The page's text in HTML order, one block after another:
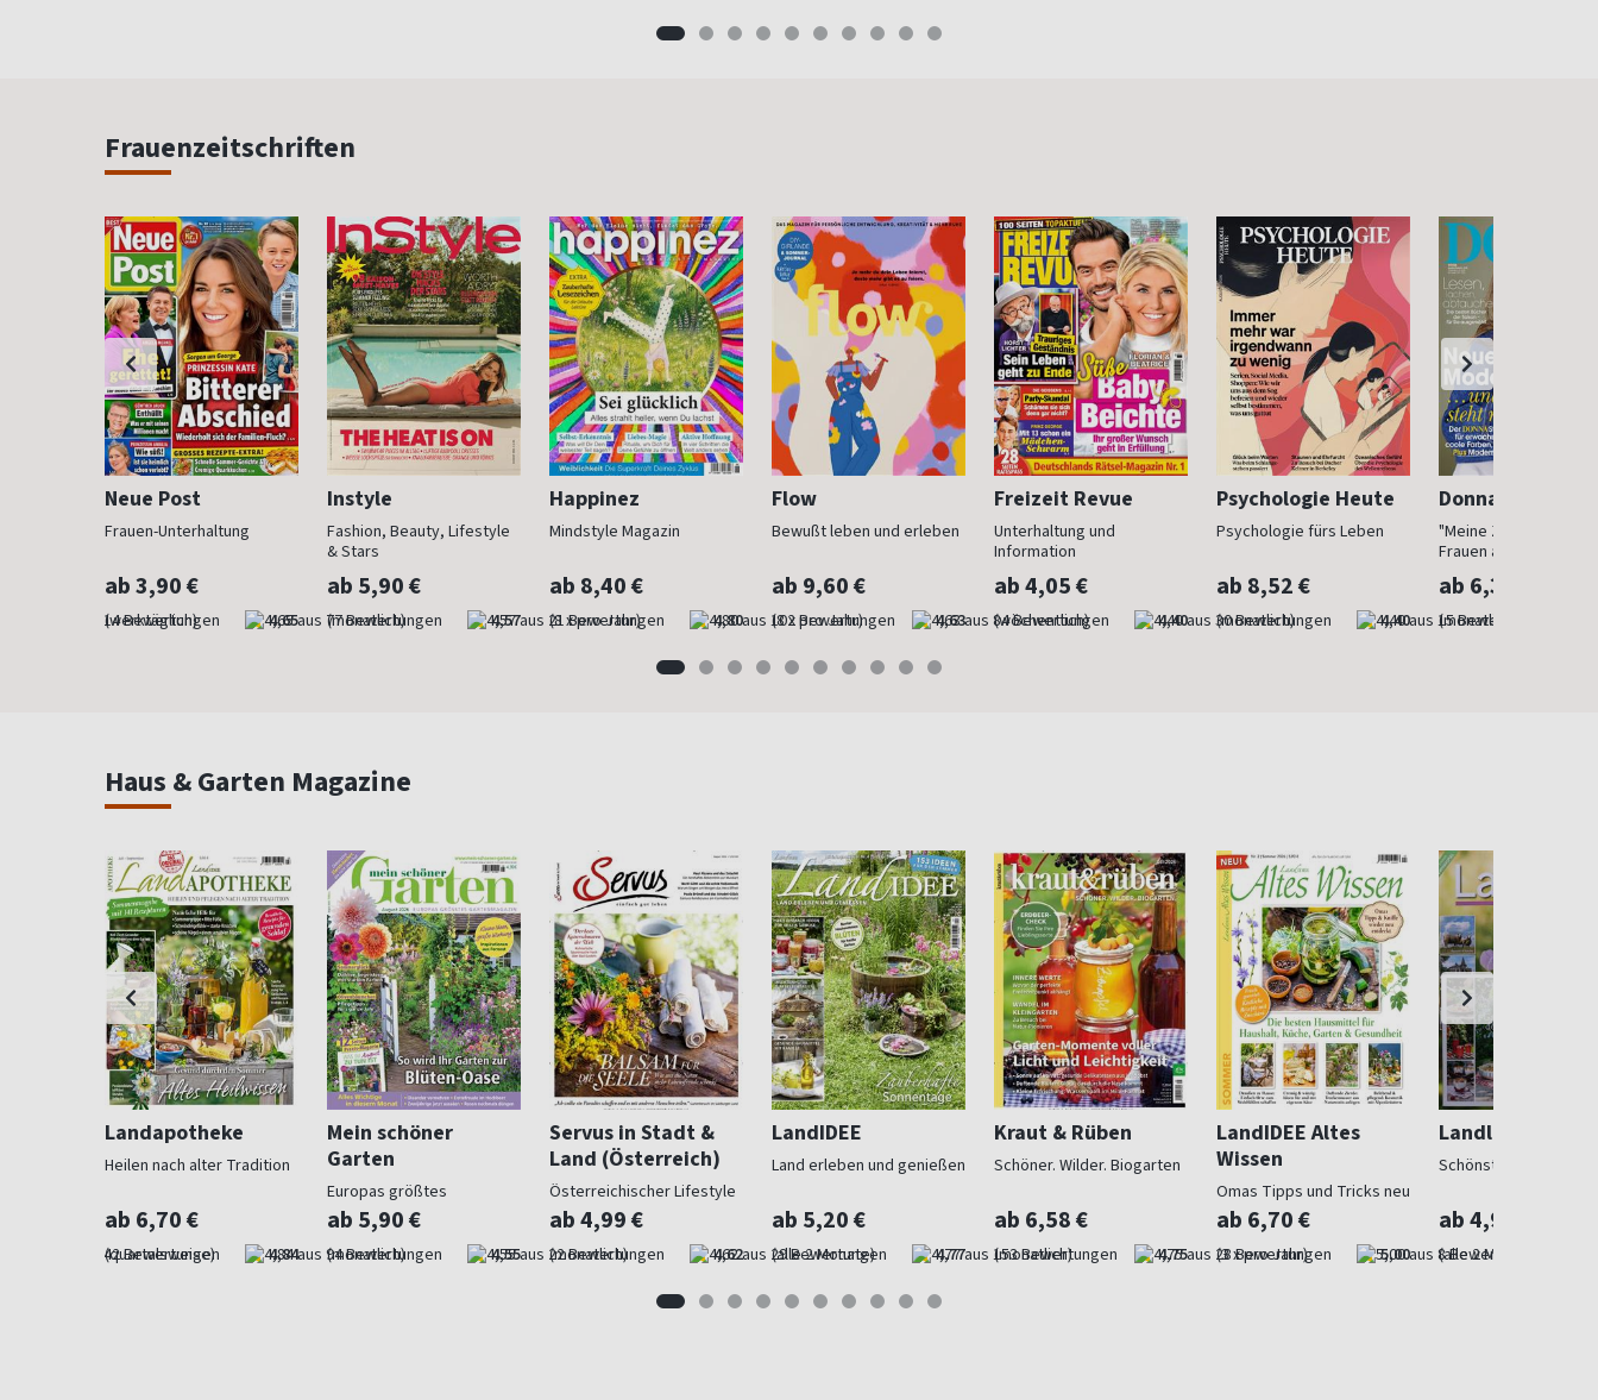
Frauenzeitschriften
Neue Post
Frauen-Unterhaltung
ab 3,90 €
(werktäglich) 4,65
Instyle
Fashion, Beauty, Lifestyle
& Stars
ab 5,90 €
(monatlich) 4,57
Happinez
Mindstyle Magazin
ab 8,40 €
(8 x pro Jahr) 4,80
Flow
Bewußt leben und erleben
ab 9,60 €
(8 x pro Jahr) 4,63
Freizeit Revue
Unterhaltung und
Information
ab 4,05 €
(wöchentlich) 4,40
Psychologie Heute
Psychologie fürs Leben
ab 8,52 €
(monatlich) 4,40
Donna
"Meine Zeit ist jetzt":
Frauen ab 40
ab 6,30 €
(monatlich)
Haus & Garten Magazine
Landapotheke
Heilen nach alter Tradition
ab 6,70 €
(quartalsweise) 4,84
Mein schöner
Garten
Europas größtes
Gartenmagazin
ab 5,90 €
(monatlich) 4,55
Servus in Stadt &
Land (Österreich)
Österreichischer Lifestyle
ab 4,99 €
(monatlich) 4,62
LandIDEE
Land erleben und genießen
ab 5,20 €
(alle 2 Monate) 4,77
Kraut & Rüben
Schöner. Wilder. Biogarten
ab 6,58 €
(monatlich) 4,75
LandIDEE Altes
Wissen
Omas Tipps und Tricks neu
entdeckt
ab 6,70 €
(3 x pro Jahr) 5,00
Landlust
Schönstes Landleben
ab 4,97 €
(alle 2 Monate)